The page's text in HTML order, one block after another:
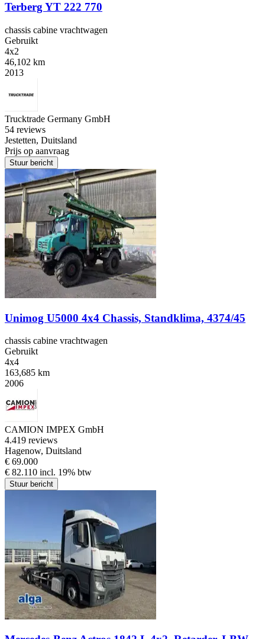
Terberg YT 222 770
chassis cabine vrachtwagen
Gebruikt
4x2
46,102 km
2013
Trucktrade Germany GmbH
54 reviews
Jestetten, Duitsland
Prijs op aanvraag
Stuur bericht
Unimog U5000 4x4 Chassis, Standklima, 4374/45
chassis cabine vrachtwagen
Gebruikt
4x4
163,685 km
2006
CAMION IMPEX GmbH
4.419 reviews
Hagenow, Duitsland
€ 69.000
€ 82.110 incl. 19% btw
Stuur bericht